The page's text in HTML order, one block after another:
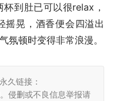
到肚已可以很relax，
摇晃，酒香便会四溢出
氛顿时变得非常浪漫。
久链接：
。侵删或不良信息举报请